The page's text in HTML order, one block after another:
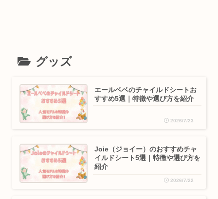
グッズ
エールベベのチャイルドシートお
すすめ5選｜特徴や選び方を紹介
2026/7/23
Joie（ジョイー）のおすすめチャ
イルドシート5選｜特徴や選び方を
紹介
2026/7/22